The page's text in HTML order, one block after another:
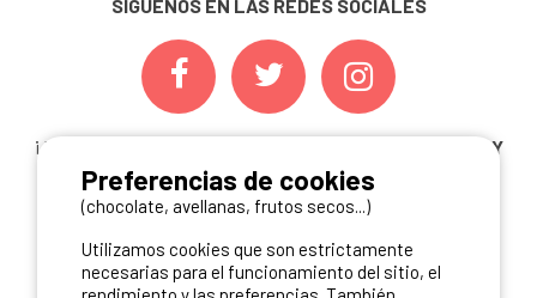
SÍGUENOS EN LAS REDES SOCIALES
¡ Y NO TE PIERDAS NUESTRAS
OFERTAS, CONCURSOS Y
NOVEDADESINSCRIBIÉNDOTE A NUESTRA
NEWSLETTER!
ME INSCRIBO
Preferencias de cookies
(chocolate, avellanas, frutos secos...)
Utilizamos cookies que son estrictamente
necesarias para el funcionamiento del sitio, el